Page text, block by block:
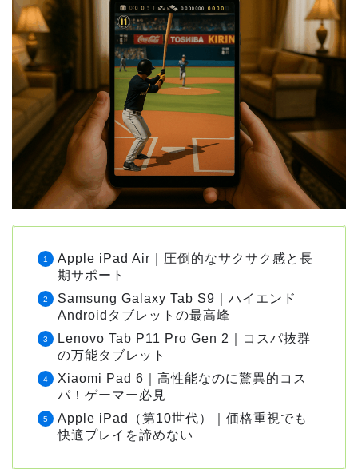
Apple iPad Air｜圧倒的なサクサク感と長
期サポート
Samsung Galaxy Tab S9｜ハイエンド
Androidタブレットの最高峰
Lenovo Tab P11 Pro Gen 2｜コスパ抜群
の万能タブレット
Xiaomi Pad 6｜高性能なのに驚異的コス
パ！ゲーマー必見
Apple iPad（第10世代）｜価格重視でも
快適プレイを諦めない